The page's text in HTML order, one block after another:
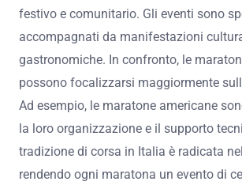
festivo e comunitario. Gli eventi sono
accompagnati da manifestazioni
gastronomiche. In confronto, le
possono focalizzarsi maggiormente
Ad esempio, le maratone americane
la loro organizzazione e il supporto
tradizione di corsa in Italia è radicata
rendendo ogni maratona un evento di